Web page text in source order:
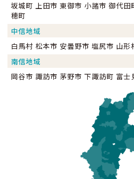
坂城町 上田市 東御市 小諸市 御代田
穂町
中信地域
白馬村 松本市 安曇野市 塩尻市 山形
南信地域
岡谷市 諏訪市 茅野市 下諏訪町 富士